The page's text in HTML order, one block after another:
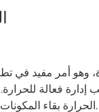
وهو أمر مفيد في
إدارة فعالة
الحرارة بقاء المكونات فعالة وآمنة أثناء التشغيل.